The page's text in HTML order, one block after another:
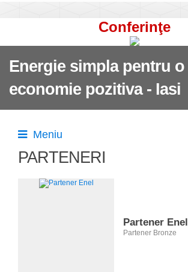
Conferinţe
Energie simpla pentru o
economie pozitiva - Iasi
Meniu
PARTENERI
Partener Enel
Partener Bronze